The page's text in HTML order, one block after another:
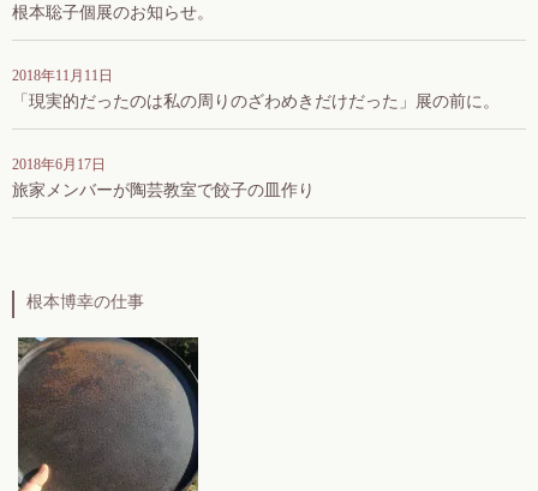
根本聡子個展のお知らせ。
2018年11月11日
「現実的だったのは私の周りのざわめきだけだった」展の前に。
2018年6月17日
旅家メンバーが陶芸教室で餃子の皿作り
根本博幸の仕事